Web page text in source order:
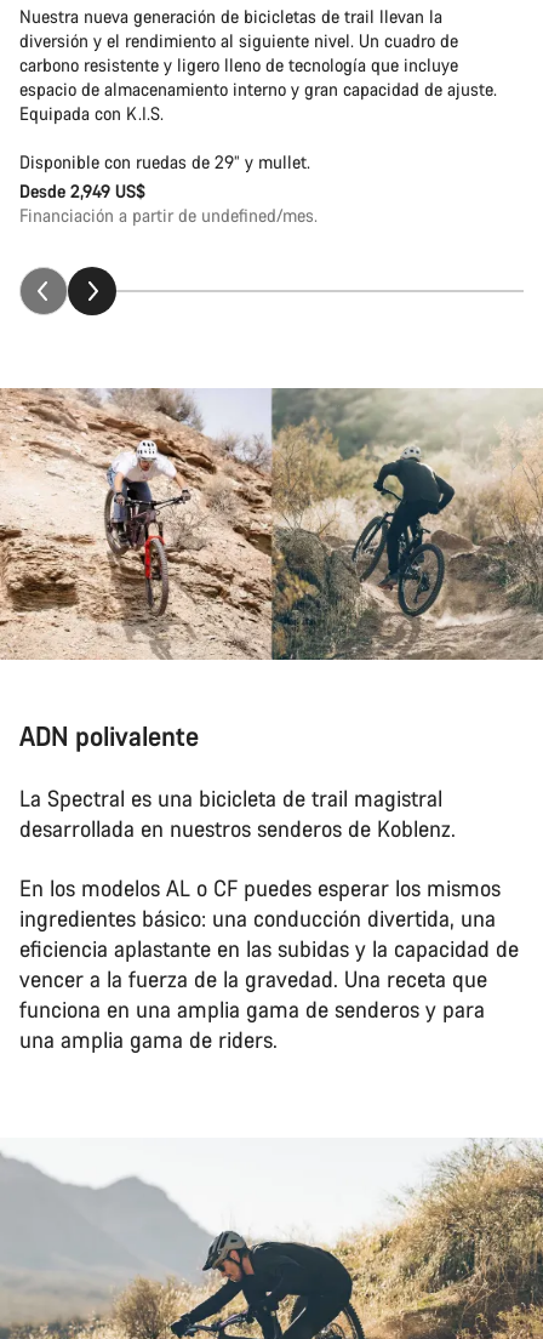
Nuestra nueva generación de bicicletas de trail llevan la
diversión y el rendimiento al siguiente nivel. Un cuadro de
carbono resistente y ligero lleno de tecnología que incluye
espacio de almacenamiento interno y gran capacidad de ajuste.
Equipada con K.I.S.
Disponible con ruedas de 29” y mullet.
Desde 2,949 US$
Financiación a partir de undefined/mes.
ADN polivalente
La Spectral es una bicicleta de trail magistral
desarrollada en nuestros senderos de Koblenz.
En los modelos AL o CF puedes esperar los mismos
ingredientes básico: una conducción divertida, una
eficiencia aplastante en las subidas y la capacidad de
vencer a la fuerza de la gravedad. Una receta que
funciona en una amplia gama de senderos y para
una amplia gama de riders.